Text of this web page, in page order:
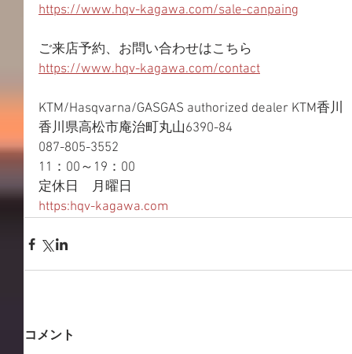
https://www.hqv-kagawa.com/sale-canpaing
ご来店予約、お問い合わせはこちら
https://www.hqv-kagawa.com/contact
KTM/Hasqvarna/GASGAS authorized dealer KTM香川
香川県高松市庵治町丸山6390-84
087-805-3552
11：00～19：00
定休日　月曜日
https:hqv-kagawa.com
コメント